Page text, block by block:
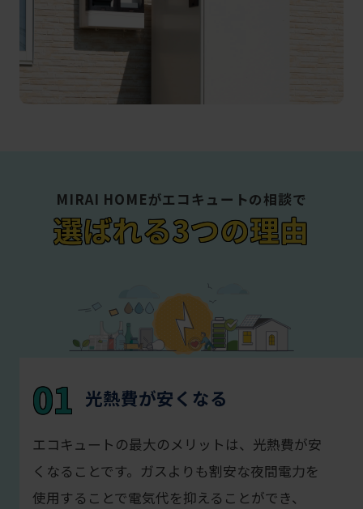
MIRAI HOMEがエコキュートの相談で
選ばれる3つの理由
01 光熱費が安くなる
エコキュートの最大のメリットは、光熱費が安
くなることです。ガスよりも割安な夜間電力を
使用することで電気代を抑えることができ、